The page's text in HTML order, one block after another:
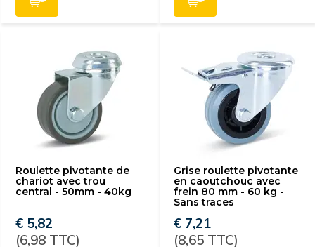
Roulette pivotante de
chariot avec trou
central - 50mm - 40kg
€ 5,82
(6,98 TTC)
Grise roulette pivotante
en caoutchouc avec
frein 80 mm - 60 kg -
Sans traces
€ 7,21
(8,65 TTC)